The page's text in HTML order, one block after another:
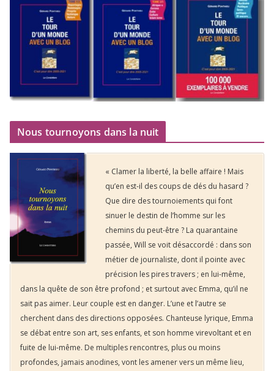
Nous tournoyons dans la nuit
« Clamer la liberté, la belle affaire ! Mais
qu’en est-il des coups de dés du hasard ?
Que dire des tournoiements qui font
sinuer le destin de l’homme sur les
chemins du peut-être ? La quarantaine
passée, Will se voit désaccordé : dans son
métier de journaliste, dont il pointe avec
précision les pires travers ; en lui-même,
dans la quête de son être profond ; et surtout avec Emma, qu’il ne
sait pas aimer. Leur couple est en danger. L’une et l’autre se
cherchent dans des directions opposées. Chanteuse lyrique, Emma
se débat entre son art, ses enfants, et son homme virevoltant et en
fuite de lui-même. De multiples rencontres, plus ou moins
profondes, jamais anodines, vont les amener vers un même lieu,